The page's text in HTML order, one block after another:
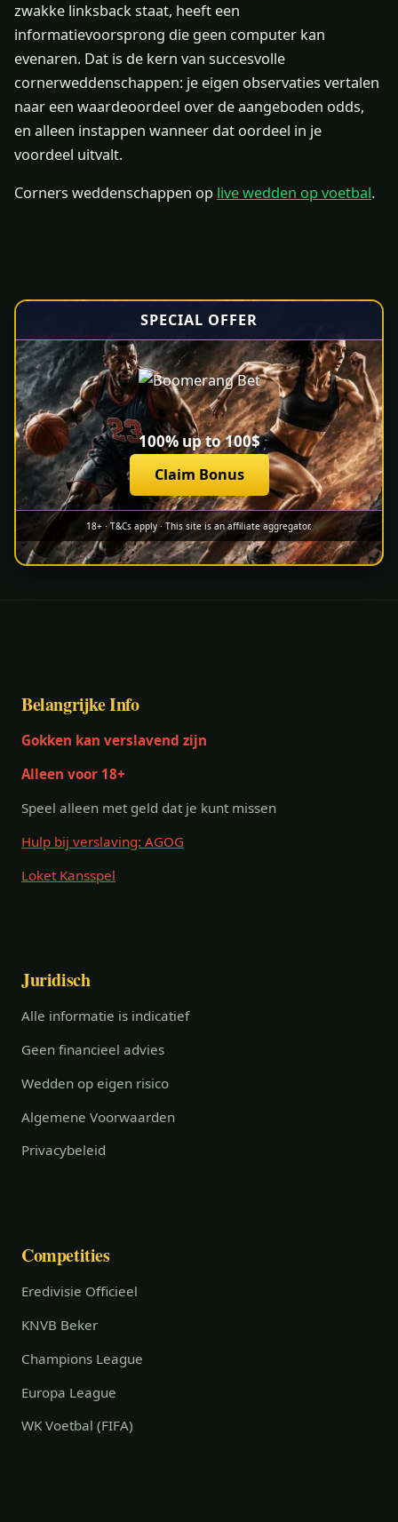
zwakke linksback staat, heeft een
informatievoorsprong die geen computer kan
evenaren. Dat is de kern van succesvolle
cornerweddenschappen: je eigen observaties vertalen
naar een waardeoordeel over de aangeboden odds,
en alleen instappen wanneer dat oordeel in je
voordeel uitvalt.
Corners weddenschappen op live wedden op voetbal.
SPECIAL OFFER
100% up to 100$
Claim Bonus
18+ · T&Cs apply · This site is an affiliate aggregator.
Belangrijke Info
Gokken kan verslavend zijn
Alleen voor 18+
Speel alleen met geld dat je kunt missen
Hulp bij verslaving: AGOG
Loket Kansspel
Juridisch
Alle informatie is indicatief
Geen financieel advies
Wedden op eigen risico
Algemene Voorwaarden
Privacybeleid
Competities
Eredivisie Officieel
KNVB Beker
Champions League
Europa League
WK Voetbal (FIFA)